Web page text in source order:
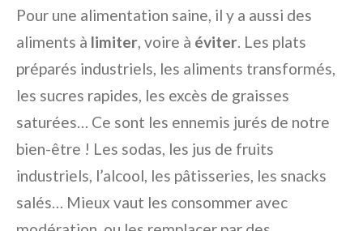
Pour une alimentation saine, il y a aussi des
aliments à limiter, voire à éviter. Les plats
préparés industriels, les aliments transformés,
les sucres rapides, les excès de graisses
saturées… Ce sont les ennemis jurés de notre
bien-être ! Les sodas, les jus de fruits
industriels, l’alcool, les pâtisseries, les snacks
salés… Mieux vaut les consommer avec